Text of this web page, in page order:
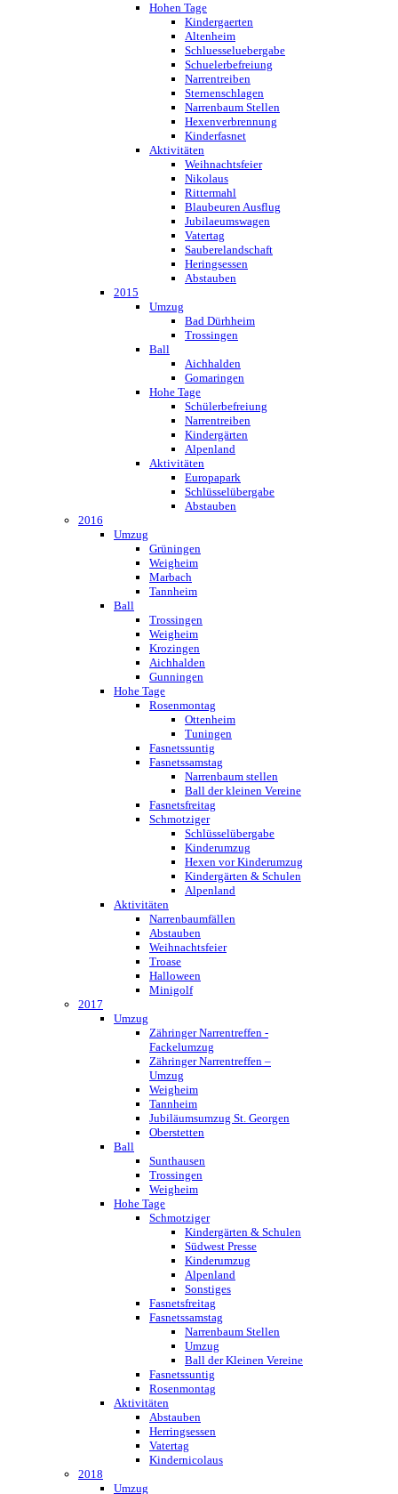
Hohen Tage
Kindergaerten
Altenheim
Schluesseluebergabe
Schuelerbefreiung
Narrentreiben
Sternenschlagen
Narrenbaum Stellen
Hexenverbrennung
Kinderfasnet
Aktivitäten
Weihnachtsfeier
Nikolaus
Rittermahl
Blaubeuren Ausflug
Jubilaeumswagen
Vatertag
Sauberelandschaft
Heringsessen
Abstauben
2015
Umzug
Bad Dürhheim
Trossingen
Ball
Aichhalden
Gomaringen
Hohe Tage
Schülerbefreiung
Narrentreiben
Kindergärten
Alpenland
Aktivitäten
Europapark
Schlüsselübergabe
Abstauben
2016
Umzug
Grüningen
Weigheim
Marbach
Tannheim
Ball
Trossingen
Weigheim
Krozingen
Aichhalden
Gunningen
Hohe Tage
Rosenmontag
Ottenheim
Tuningen
Fasnetssuntig
Fasnetssamstag
Narrenbaum stellen
Ball der kleinen Vereine
Fasnetsfreitag
Schmotziger
Schlüsselübergabe
Kinderumzug
Hexen vor Kinderumzug
Kindergärten & Schulen
Alpenland
Aktivitäten
Narrenbaumfällen
Abstauben
Weihnachtsfeier
Troase
Halloween
Minigolf
2017
Umzug
Zähringer Narrentreffen -
Fackelumzug
Zähringer Narrentreffen –
Umzug
Weigheim
Tannheim
Jubiläumsumzug St. Georgen
Oberstetten
Ball
Sunthausen
Trossingen
Weigheim
Hohe Tage
Schmotziger
Kindergärten & Schulen
Südwest Presse
Kinderumzug
Alpenland
Sonstiges
Fasnetsfreitag
Fasnetssamstag
Narrenbaum Stellen
Umzug
Ball der Kleinen Vereine
Fasnetssuntig
Rosenmontag
Aktivitäten
Abstauben
Herringsessen
Vatertag
Kindernicolaus
2018
Umzug